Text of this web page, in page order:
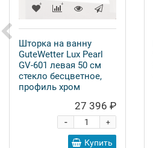
Шторка на ванну
GuteWetter Lux Pearl
GV-601 левая 50 см
стекло бесцветное,
профиль хром
27 396 ₽
+
-
Купить